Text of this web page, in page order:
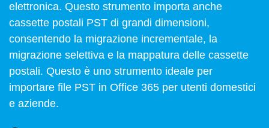
elettronica. Questo strumento importa anche
cassette postali PST di grandi dimensioni,
consentendo la migrazione incrementale, la
migrazione selettiva e la mappatura delle cassette
postali. Questo è uno strumento ideale per
importare file PST in Office 365 per utenti domestici
e aziende.